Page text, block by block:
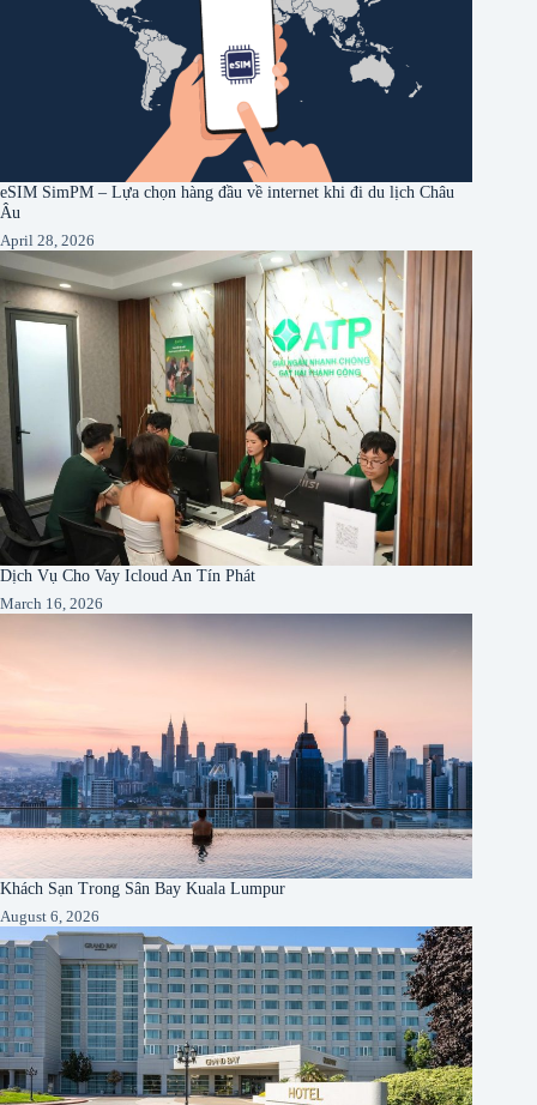
eSIM SimPM – Lựa chọn hàng đầu về internet khi đi du lịch Châu
Âu
April 28, 2026
Dịch Vụ Cho Vay Icloud An Tín Phát
March 16, 2026
Khách Sạn Trong Sân Bay Kuala Lumpur
August 6, 2026